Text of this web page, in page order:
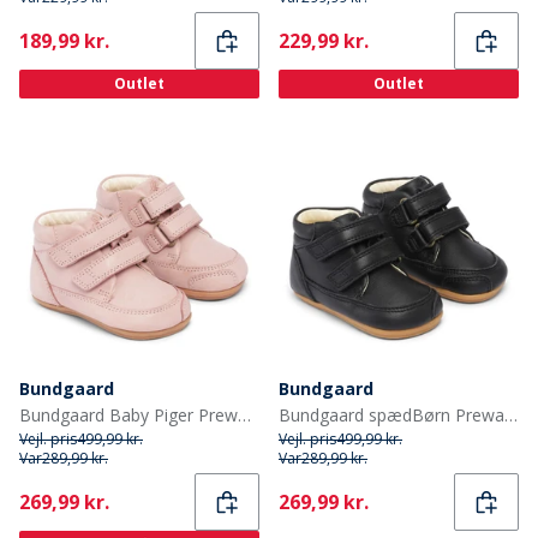
Current
189,99 kr.
Outlet
Current
229,99 kr.
Outlet
Bundgaard
Bundgaard Baby Piger Prewalker II rem sko Old Rose Ws
Vejl. pris499,99 kr.
Var289,99 kr.
Current
269,99 kr.
Bundgaard
Bundgaard spædBørn Prewalker II Strop Sko Sort
Vejl. pris499,99 kr.
Var289,99 kr.
Current
269,99 kr.